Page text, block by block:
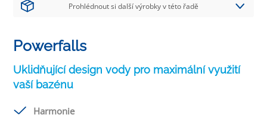
Prohlédnout si další výrobky v této řadě
Powerfalls
Uklidňující design vody pro maximální využití
vaší bazénu
Harmonie